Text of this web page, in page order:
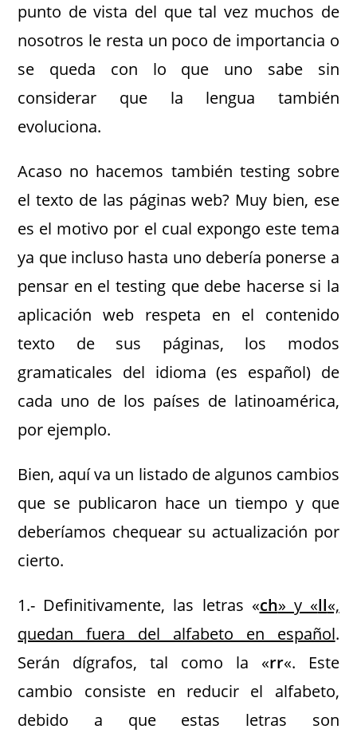
punto de vista del que tal vez muchos de
nosotros le resta un poco de importancia o
se queda con lo que uno sabe sin
considerar que la lengua también
evoluciona.
Acaso no hacemos también testing sobre
el texto de las páginas web? Muy bien, ese
es el motivo por el cual expongo este tema
ya que incluso hasta uno debería ponerse a
pensar en el testing que debe hacerse si la
aplicación web respeta en el contenido
texto de sus páginas, los modos
gramaticales del idioma (es español) de
cada uno de los países de latinoamérica,
por ejemplo.
Bien, aquí va un listado de algunos cambios
que se publicaron hace un tiempo y que
deberíamos chequear su actualización por
cierto.
1.- Definitivamente, las letras «ch» y «ll«,
quedan fuera del alfabeto en español.
Serán dígrafos, tal como la «rr«. Este
cambio consiste en reducir el alfabeto,
debido a que estas letras son